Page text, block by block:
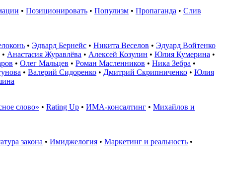
• Позиционировать • Популизм • Пропаганда • Слив
• Эдвард Бернейс • Никита Веселов • Эдуард Войтенко
• Анастасия Журавлёва • Алексей Козулин • Юлия Кумерина •
• Олег Мальцев • Роман Масленников • Ника Зебра •
• Валерий Сидоренко • Дмитрий Скрипниченко • Юлия
слово» • Rating Up • ИМА-консалтинг • Михайлов и
закона • Имиджелогия • Маркетинг и реальность •